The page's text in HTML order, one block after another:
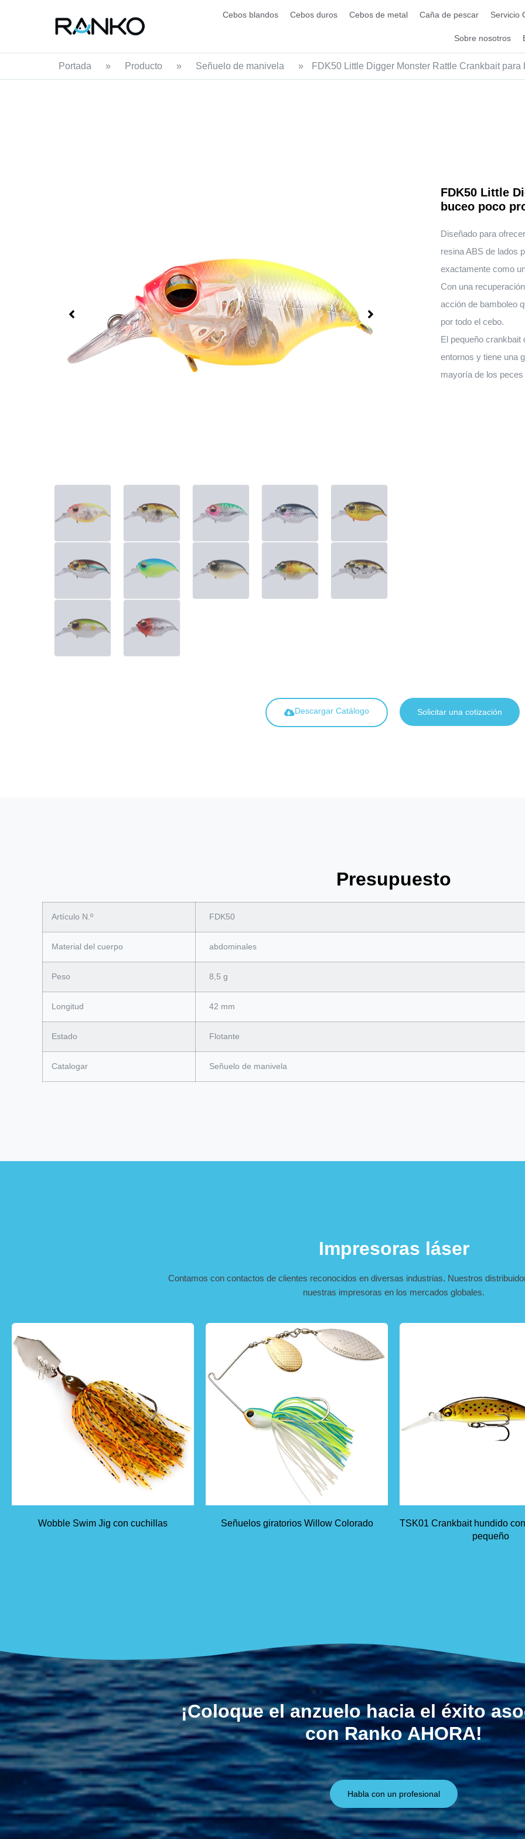
Cebos blandos Cebos duros Cebos de metal Caña de pescar Servicio
Sobre nosotros
Portada » Producto » Señuelo de manivela » FDK50 Little Digger Monster Rattle Crankbait para
FDK50 Little
buceo poco
Diseñado para
resina ABS de lados
exactamente como
Con una
acción de bamboleo
por todo el cebo.
El pequeño crankbait
entornos y tiene una
mayoría de los peces
Descargar Catálogo Solicitar una cotización
Presupuesto
Artículo N.º FDK50
Material del cuerpo abdominales
Peso 8,5 g
Longitud 42 mm
Estado Flotante
Catalogar Señuelo de manivela
Impresoras láser
Contamos con contactos de clientes reconocidos en diversas industrias. Nuestros
nuestras impresoras en los mercados globales.
Wobble Swim Jig con cuchillas Señuelos giratorios Willow Colorado
TSK01 Crankbait hundido
pequeño
¡Coloque el anzuelo hacia el éxito
con Ranko AHORA!
Habla con un profesional